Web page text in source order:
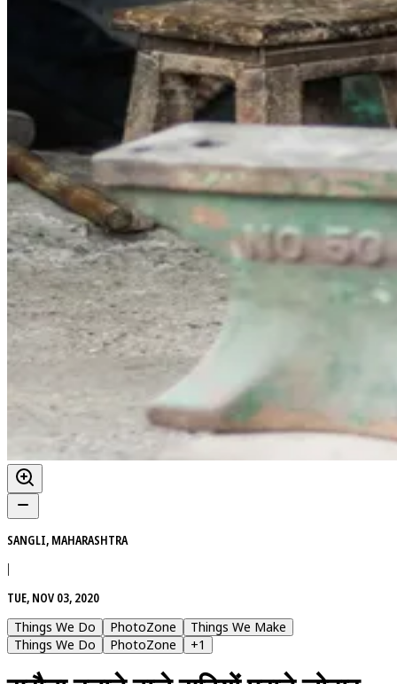
SANGLI, MAHARASHTRA
|
TUE, NOV 03, 2020
Things We Do
PhotoZone
Things We Make
Things We Do
PhotoZone +1